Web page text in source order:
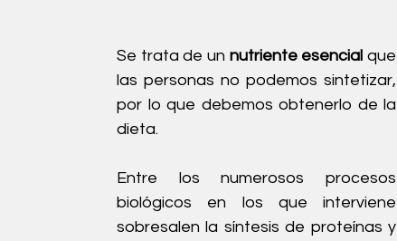
Se trata de un nutriente esencial que
las personas no podemos sintetizar,
por lo que debemos obtenerlo de la
dieta.
Entre los numerosos procesos
biológicos en los que interviene
sobresalen la síntesis de proteínas y